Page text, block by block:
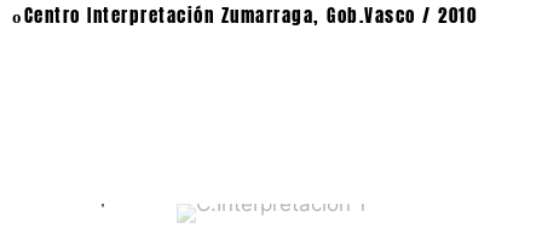
oCentro Interpretación Zumarraga, Gob.Vasco / 2010